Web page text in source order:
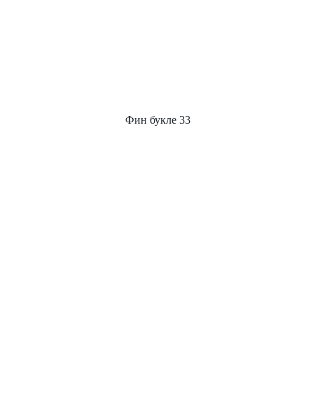
Фин букле 33